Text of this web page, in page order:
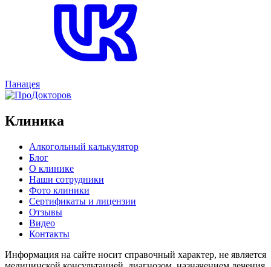
Панацея
Клиника
Алкогольный калькулятор
Блог
О клинике
Наши сотрудники
Фото клиники
Сертификаты и лицензии
Отзывы
Видео
Контакты
Информация на сайте носит справочный характер, не является